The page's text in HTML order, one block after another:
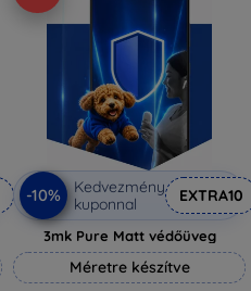
-10%
Kedvezmény
kuponnal
EXTRA10
3mk Pure Matt védőüveg
Méretre készítve